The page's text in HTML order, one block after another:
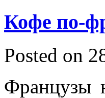
Кофе по-
Posted on
Французы